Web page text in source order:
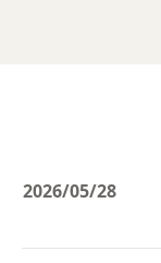
2026/05/28